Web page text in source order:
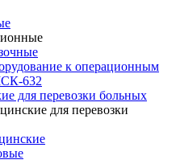
к операционным
632
для перевозки больных
для перевозки